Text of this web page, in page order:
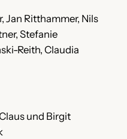
Jan Ritthammer, Nils
Stefanie
Reith, Claudia
und Birgit